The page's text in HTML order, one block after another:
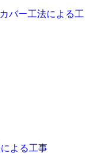
バー工法による工
よる工事